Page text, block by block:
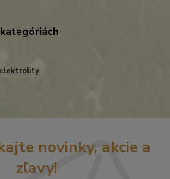
novinky, akcie a
zľavy!